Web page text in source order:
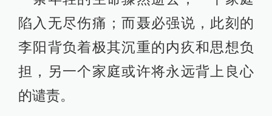
陷入无尽伤痛；而聂必强说，此刻的
李阳背负着极其沉重的内疚和思想负
担，另一个家庭或许将永远背上良心
的谴责。